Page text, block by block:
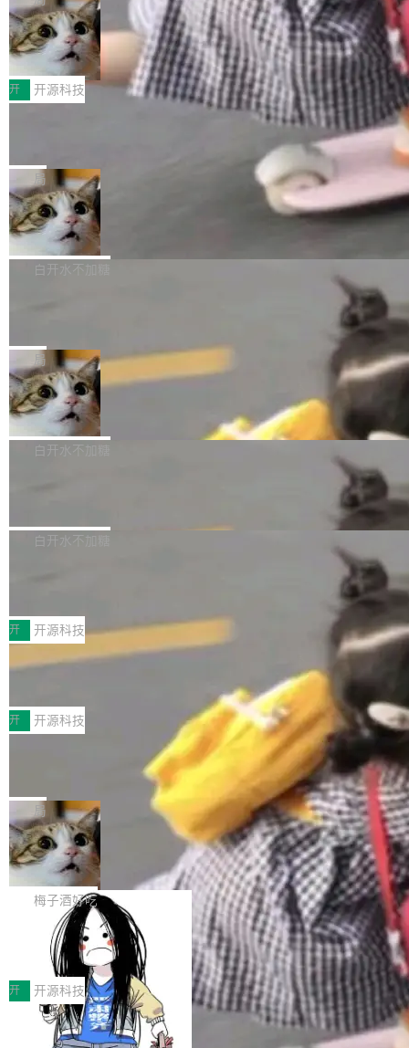
哪些组合有效，作者说，你得靠"文档、校验、或
者部落知识"。 换个写法。Rust 的 enum，两个
变体：Switchable...
有科技公司做的一样。只不过，实际上它不一
样。这是 Sandstorm.io 的重制版，我十年前的
那个创业公司。不同的是，这次它构建在 Cloudf
lare Workers 上——我花了九年时间搭建的平台
——并且深度集成了 AI。这基本上是我十年秘密
Workers 和 Durable Objects 的守护进程。 设
计思路很直接：每个对象是一个独立的 SQLite
数据库，按名称寻址，复制到你自己的 S3 兼容
存储库里。节点之间只通过这个存储库协调——
没有控制平面，没有共识协议。每个对象自带一
个小型数据库，应用天然按分片构建，单个数据
库的竞争和爆炸半径问题在设计层面就被消除
了。 闲置的 cell 会休眠到几乎不占资源。当 cel
l 迁移或唤醒时，新宿主从 S3 恢复 SQLite 数据
库继续执行。存储库是持久化的唯一真相...
鲁大师7月新机性能/流畅/AI榜：vivo夺
性能、流畅双第一，三星Galaxy Z系列
新折叠缺席
2026年7月的手机市场，由于存储等硬件成本暴
增，手机厂商的日子也不好过啊，新机速度明显
放缓，因此硝烟味淡了许多。新机参数规格除开
高价的三星折叠（三星Galaxy Z Fold8 Ultra / Z
Fold8 / Z Flip8）外，其余要么是中低端机器，
例如iQOO Z11i、REDMI Note 17、REDMI No
te 17 Pro、OPPO K15，要么是vivo X300 E这
样的次旗舰。 Galaxy Z Fold8 Ultra / Z Fold8 /
Z Flip8三款折叠屏新机均在7月22日发布，且全
部搭载骁龙8 Elite Gen5 for Galaxy，它们本该
开 开源科技
Zed 编辑器团队发布了新项目——DeltaDB，一
个在 git commit 之间记录每一次编辑操作的版
本控制系统。目前处于 Early Access 阶段。 De
ltaDB 的核心思路直接写在 landing page 最显
眼的位置：「Software is made between com
mits」——软件是在 commit 之间写出来的。git
是把这段空隙补上。 回退到任何一次编辑：Delt
aDB 捕获 commit 之间的每一次操作，...
局
SpaceXAI 单季资本开支达 183 亿美元
根据风险投资人Tomer Tunguz 博客（VC 分
析）披露的最新分析与第二季度业绩报告，Spac
微软同期总资本开支的四成。 与亚马逊、Alpha
bet、微软以及 Meta 等传统科技巨头相比，Spa
ceXAI的资金消耗速度尤为引人瞩目。然而，支
撑庞大支出的资金来源却呈现出截然不同的面
貌。数据显示，微软和 Meta 主要依托充沛的经
白开水不加糖
一个在终端里运行的编程 agent；Muse Spark
1.2，驱动这个 agent 的新模型。一句话概括：
你可以用 curl -fsSL https://dev.meta.ai/install.
sh | bash 安装一个能在大项目里自动规划、写
代码、验证结果的 AI 终端工具。 据介绍，Muse
个主 agent 循环，外加一组后台 agent。这些后
局
美团开源 LoHoSearch，用知识图谱校
准 AI 能力认知
机器出题的前提，是让机器拥有全局视野。整个
构建流程可以分为四个环节：建图 → 控制难度
白开水不加糖
库，并将作为transport接入Mooncake TENT。
MPComm将作为一种传输引擎接入Mooncake T
ENT，实现零拷贝传输性能提升30%、非零拷贝
传输性能最高提升5倍。UCL-MPComm底层基
于自研UCL-Engine通信引擎，后续腾讯网平将
持续开源更多基于UCL-Engine的高性能通信组
件。 腾讯网平团队在UCL-MPComm中实现了一
个独立于业务线程的全局通信引擎（Engine），
白开水不加糖
型案例入选名单》，深信服“面向企业研发场景的
开源 AI 编程平台 CoStrict 应用”凭借卓越的技术
创新与落地成效成功入选。 全链路私有化部署，
助力企业AI研发安全落地 当前，越来越多企业已
经开始引入 AI Coding 工具，通过调用公有云模
型或企业内部部署模型提升研发效率。但随着 AI
Coding 从个人辅助工具逐步走向团队级、组织
级应用，企业在规模化落地过程中，对安全性、
可控性和代码质量提出了更高要求。 首先是数据
安全与合规要求。对于大多数普通研发场景，公
有云模型能够满足快速试用和效率提升的需求。
但对于金融、能源、医疗等对数据安全要求较...
开 开源科技
深信服AI算力网关入选工信部人工智能
前不久，工业和信息化部正式发布《2025年人工
智能应用典型案例名单》，集中展示人工智能在
各领域的应用成果，覆盖技术底座、行业赋能、
产品应用、支撑保障、专题等五大方向。深信服
AI算力网关（AI创新平台）成功入选！ 随着各行
各业的Agent走向规模化建设，算力构成形态逐
渐丰富，用户关注的重点也在发生变化：不只是
让AI用起来，还要进一步看清混合算力时代下，
Token花在哪里、算力是否被充分利用，以及持
续增长的AI成本该如何优化。 深信服AI算力网关
正是围绕这些实际问题，从Token治理和成本治
理两个方面，让用户的每一份算力都看得清、管
得住、用得稳、省得下、更安全！ 一、从现在开
始，Token使用一目...
开 开源科技
Jeff Dean 离开 Google：一个时代的结
束，一个实验室的开始
Google 员工编号 20。MapReduce 作者之一。
Bigtable 作者之一。TensorFlow 的作者之一。
Gemini 的架构师。Google 首席科学家。 Jeff D
ean 在 Google 工作了 27 年后，宣布离职。 他
不是一个人走。一同离开的还有 Sanjay Ghema
wat（Google 员工编号 23，Jeff Dean 二十多
年的编程搭档，MapReduce 和 Bigtable 的共同
作者）、Quoc Le（Google 大脑核心成员，Se
q2Seq 和 DocAI 的共同发明人）以及 Oriol Vin
yals（Gemini 联合负责人，AlphaSta...
局
🔥 SolonCode v2026.8.4 发布：界面
字体可调、22 种语言、记忆搜索增强
打开终端就能上岗的全中文编码智能体，这一轮
把「看得清、用母语、记得住」三件事一次补
齐。 SolonCode 是什么 SolonCode 是杭州无
耳科技研发的企业级终端编码智能体——一位全
中文驱动的数字员工，自主理解需求、规划步
骤、编写代码。不挑模型、不挑平台，curl 一行
装完即用。 开源地址：Gitee · GitCode · GitHu
b 安装 支持 Java 8+（8~26）、macOS / Linu
梅子酒好吃
让“代码语义理解”深度释放AI Coding
价值潜能：华为云码道（CodeArts）
代码仓技术解析
一、代码仓深度理解技术的作用与价值 在软件工
程实践中，代码仓是企业核心知识资产的主要载
体。企业级代码仓库通常包含数十万乃至数百万
个文件，其规模远超单次模型调用可承载的上下
开 开源科技
一条“删库”命令跑 17 小时，算法工程